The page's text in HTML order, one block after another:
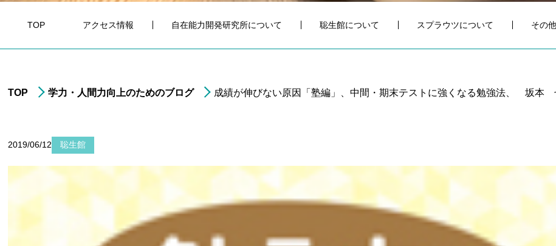
TOP アクセス情報 自在能力開発研究所について 聡生館について スプラウツについて その
TOP 学力・人間力向上のためのブログ 成績が伸びない原因「塾編」、中間・期末テストに強くなる勉強法、 坂
2019/06/12 聡生館